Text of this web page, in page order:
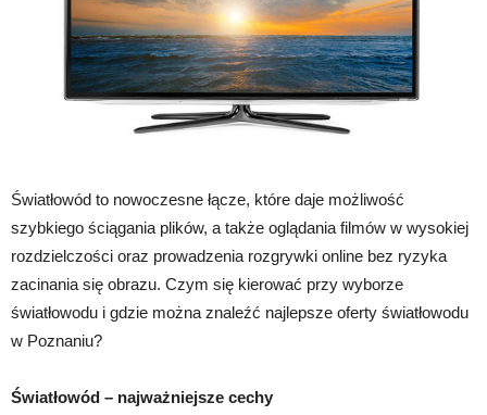
Światłowód to nowoczesne łącze, które daje możliwość
szybkiego ściągania plików, a także oglądania filmów w wysokiej
rozdzielczości oraz prowadzenia rozgrywki online bez ryzyka
zacinania się obrazu. Czym się kierować przy wyborze
światłowodu i gdzie można znaleźć najlepsze oferty światłowodu
w Poznaniu?
Światłowód – najważniejsze cechy